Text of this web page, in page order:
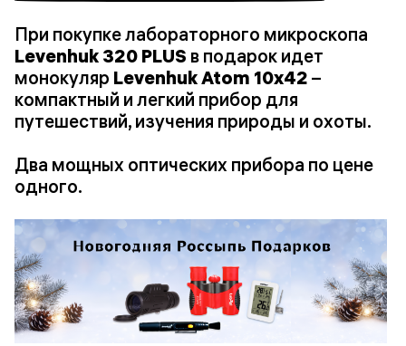
При покупке лабораторного микроскопа
Levenhuk 320 PLUS в подарок идет
монокуляр Levenhuk Atom 10x42 –
компактный и легкий прибор для
путешествий, изучения природы и охоты.
Два мощных оптических прибора по цене
одного.